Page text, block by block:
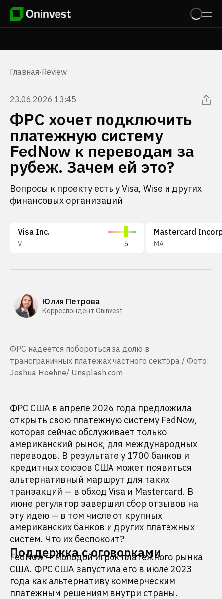
Главная·Review
23.06.2026 13:45
ФРС хочет подключить
платежную систему
FedNow к переводам за
рубеж. Зачем ей это?
Вопросы к проекту есть у Visa, Wise и других
финансовых организаций
Visa Inc.
V 5 MA
Юлия Петрова
Корреспондент Oninvest
ФРС надеется побороться за долю в
трансграничных платежах частного сектора / Фото:
Joshua Hoehne/ Unsplash.com
ФРС США в апреле 2026 года предложила
открыть свою платежную систему FedNow,
которая сейчас обслуживает только
американский рынок, для международных
переводов. В результате у 1700 банков и
кредитных союзов США может появиться
альтернативный маршрут для таких
транзакций — в обход Visa и Mastercard. В
июне регулятор завершил сбор отзывов на
эту идею — в том числе от крупных
американских банков и других платежных
систем. Что их беспокоит?
Поддержка с оговорками
FedNow — молодой игрок платежного рынка
США. ФРС США запустила его в июле 2023
года как альтернативу коммерческим
платежным решениям внутри страны.